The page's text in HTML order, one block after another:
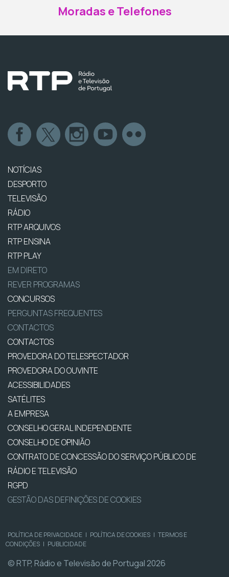
Moradas e Telefones
NOTÍCIAS
DESPORTO
TELEVISÃO
RÁDIO
RTP ARQUIVOS
RTP ENSINA
RTP PLAY
EM DIRETO
REVER PROGRAMAS
CONCURSOS
PERGUNTAS FREQUENTES
CONTACTOS
CONTACTOS
PROVEDORA DO TELESPECTADOR
PROVEDORA DO OUVINTE
ACESSIBILIDADES
SATÉLITES
A EMPRESA
CONSELHO GERAL INDEPENDENTE
CONSELHO DE OPINIÃO
CONTRATO DE CONCESSÃO DO SERVIÇO PÚBLICO DE
RÁDIO E TELEVISÃO
RGPD
GESTÃO DAS DEFINIÇÕES DE COOKIES
POLÍTICA DE PRIVACIDADE | POLÍTICA DE COOKIES | TERMOS E
CONDIÇÕES | PUBLICIDADE
© RTP, Rádio e Televisão de Portugal 2026